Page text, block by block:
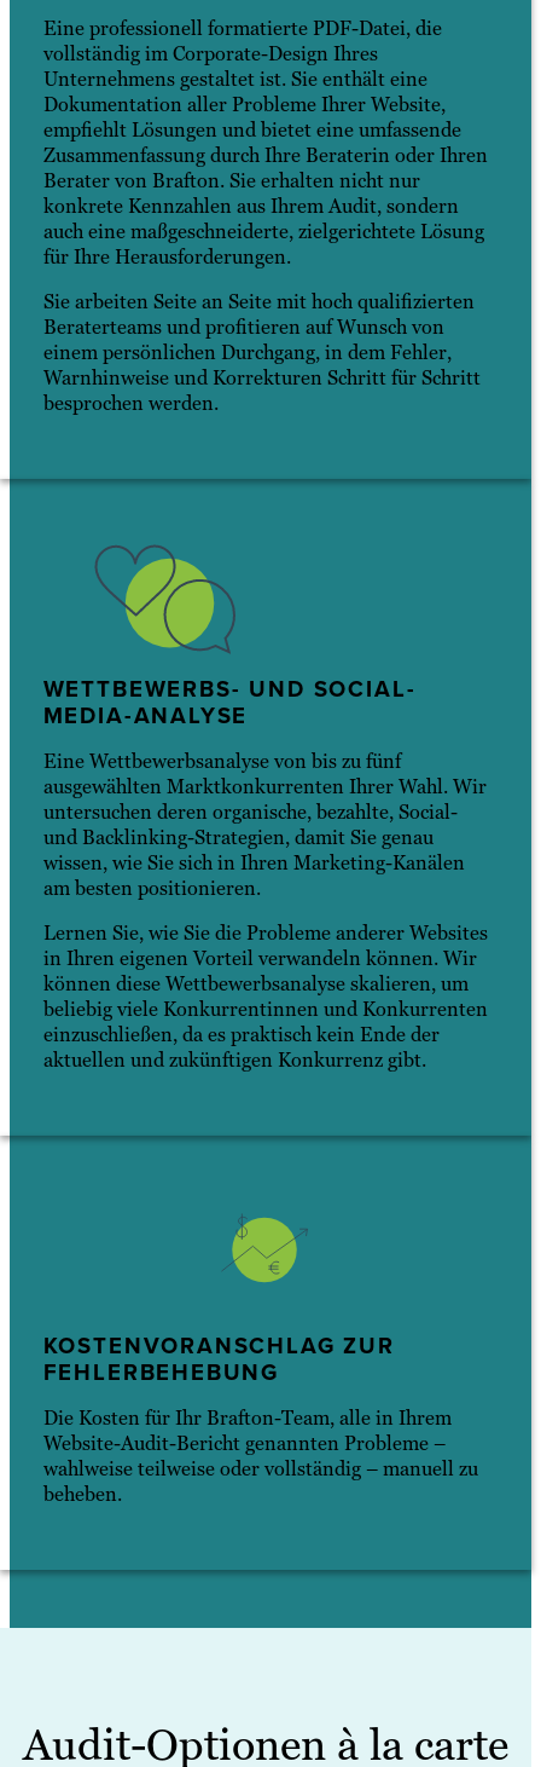
Eine professionell formatierte PDF-Datei, die
vollständig im Corporate-Design Ihres
Unternehmens gestaltet ist. Sie enthält eine
Dokumentation aller Probleme Ihrer Website,
empfiehlt Lösungen und bietet eine umfassende
Zusammenfassung durch Ihre Beraterin oder Ihren
Berater von Brafton. Sie erhalten nicht nur
konkrete Kennzahlen aus Ihrem Audit, sondern
auch eine maßgeschneiderte, zielgerichtete Lösung
für Ihre Herausforderungen.
Sie arbeiten Seite an Seite mit hoch qualifizierten
Beraterteams und profitieren auf Wunsch von
einem persönlichen Durchgang, in dem Fehler,
Warnhinweise und Korrekturen Schritt für Schritt
besprochen werden.
WETTBEWERBS- UND SOCIAL-
MEDIA-ANALYSE
Eine Wettbewerbsanalyse von bis zu fünf
ausgewählten Marktkonkurrenten Ihrer Wahl. Wir
untersuchen deren organische, bezahlte, Social-
und Backlinking-Strategien, damit Sie genau
wissen, wie Sie sich in Ihren Marketing-Kanälen
am besten positionieren.
Lernen Sie, wie Sie die Probleme anderer Websites
in Ihren eigenen Vorteil verwandeln können. Wir
können diese Wettbewerbsanalyse skalieren, um
beliebig viele Konkurrentinnen und Konkurrenten
einzuschließen, da es praktisch kein Ende der
aktuellen und zukünftigen Konkurrenz gibt.
KOSTENVORANSCHLAG ZUR
FEHLERBEHEBUNG
Die Kosten für Ihr Brafton-Team, alle in Ihrem
Website-Audit-Bericht genannten Probleme –
wahlweise teilweise oder vollständig – manuell zu
beheben.
Audit-Optionen à la carte